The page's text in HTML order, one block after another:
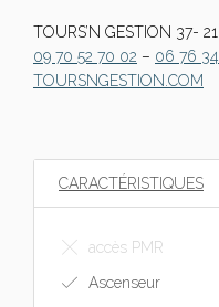
TOURS’N GESTION 37-
09 70 52 70 02 – 06 76
TOURSNGESTION.COM
CARACTÉRISTIQUES
accès PMR
Ascenseur